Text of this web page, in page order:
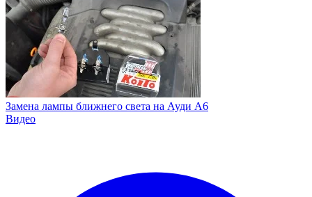
Замена лампы ближнего света на Ауди А6
Видео